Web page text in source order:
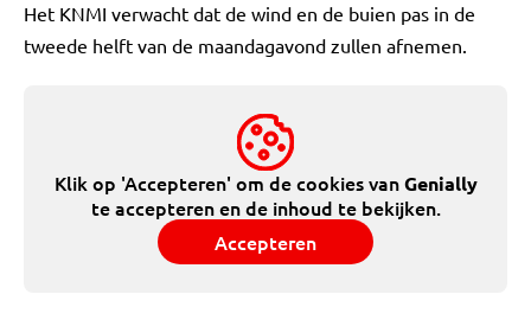
Het KNMI verwacht dat de wind en de buien pas in de
tweede helft van de maandagavond zullen afnemen.
Klik op 'Accepteren' om de cookies vanGenially
te accepteren en de inhoud te bekijken.
Accepteren